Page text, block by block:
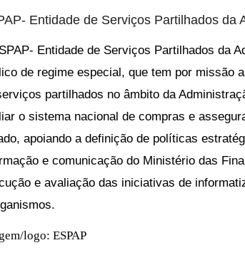
- Entidade de Serviços Partilhados da
- Entidade de Serviços Partilhados da
de regime especial, que tem por missão
partilhados no âmbito da
o sistema nacional de compras e
, apoiando a definição de políticas
e comunicação do Ministério das
e avaliação das iniciativas de
logo: ESPAP